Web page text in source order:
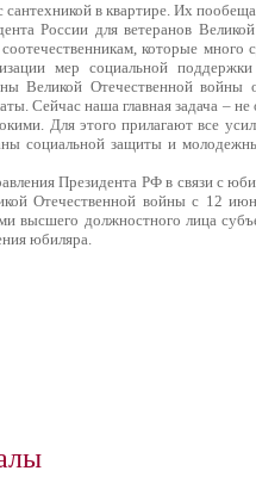
в квартире. Их
России для ветеранов
которые много
мер социальной
Великой Отечественной
Сейчас наша главная задача – не
Для этого прилагают все
социальной защиты и
Президента РФ в связи с
Отечественной войны с 12
высшего должностного лица
юбиляра.